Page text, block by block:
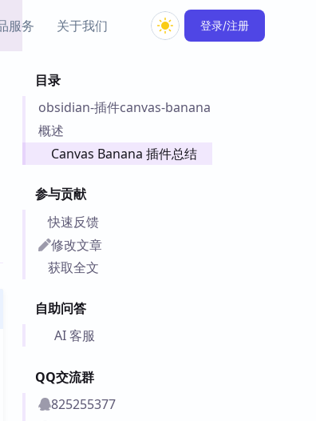
服务
闪念笔记
Obsidian 教程
关于我们 登录/注册
目录
obsidian-插件canvas-banana
概述
Canvas Banana 插件总结
参与贡献
快速反馈
修改文章
获取全文
自助问答
AI 客服
QQ交流群
825255377